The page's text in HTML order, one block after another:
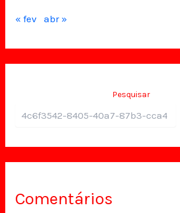
« fev abr »
Pesquisar
Comentários